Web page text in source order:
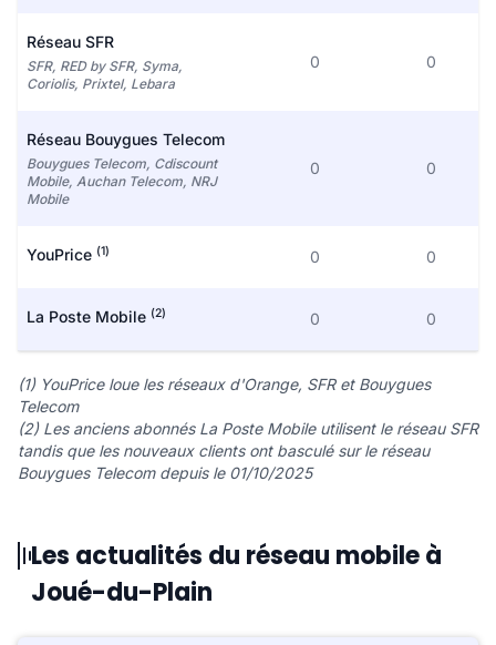
Réseau SFR
SFR, RED by SFR, Syma,
Coriolis, Prixtel, Lebara
0 0
Réseau Bouygues Telecom
Bouygues Telecom, Cdiscount
Mobile, Auchan Telecom, NRJ
Mobile
0 0
YouPrice (1) 0 0
La Poste Mobile (2) 0 0
(1) YouPrice loue les réseaux d'Orange, SFR et Bouygues
Telecom
(2) Les anciens abonnés La Poste Mobile utilisent le réseau SFR
tandis que les nouveaux clients ont basculé sur le réseau
Bouygues Telecom depuis le 01/10/2025
Les actualités du réseau mobile à
Joué-du-Plain